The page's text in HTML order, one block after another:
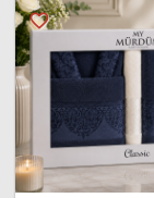
favorite_border